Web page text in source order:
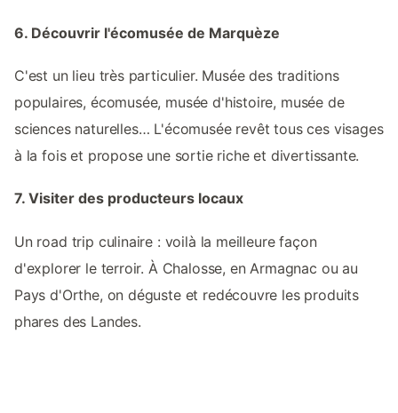
6. Découvrir l'écomusée de Marquèze
C'est un lieu très particulier. Musée des traditions
populaires, écomusée, musée d'histoire, musée de
sciences naturelles… L'écomusée revêt tous ces visages
à la fois et propose une sortie riche et divertissante.
7. Visiter des producteurs locaux
Un road trip culinaire : voilà la meilleure façon
d'explorer le terroir. À Chalosse, en Armagnac ou au
Pays d'Orthe, on déguste et redécouvre les produits
phares des Landes.